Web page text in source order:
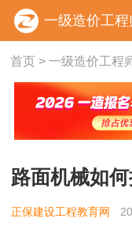
一级造价工程
首页> 一级造价工程
路面机械如
正保建设工程教育网